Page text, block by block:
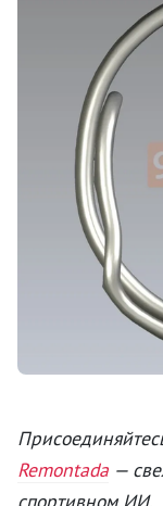
Remontada —